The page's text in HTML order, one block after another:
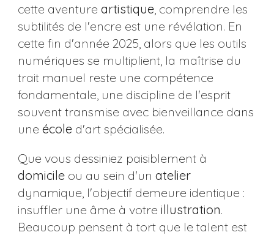
cette aventure artistique, comprendre les
subtilités de l'encre est une révélation. En
cette fin d'année 2025, alors que les outils
numériques se multiplient, la maîtrise du
trait manuel reste une compétence
fondamentale, une discipline de l'esprit
souvent transmise avec bienveillance dans
une écoled'art spécialisée.
Que vous dessiniez paisiblement à
domicileou au sein d'un atelier
dynamique, l'objectif demeure identique :
insuffler une âme à votre illustration.
Beaucoup pensent à tort que le talent est